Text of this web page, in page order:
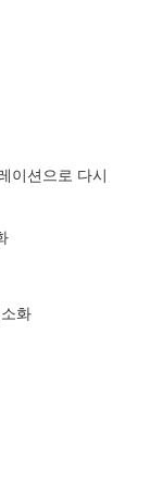
이션으로 다시
화
합니다.